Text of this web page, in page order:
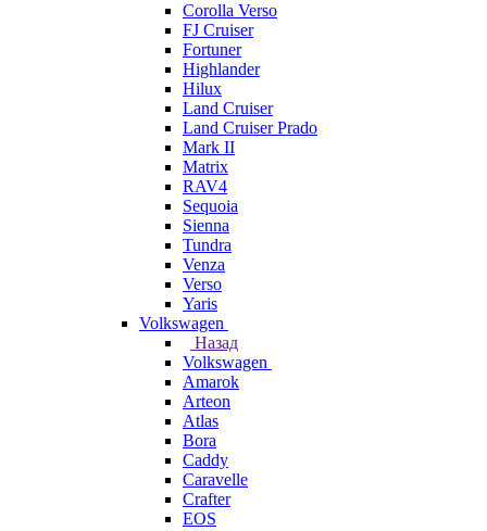
Corolla Verso
FJ Cruiser
Fortuner
Highlander
Hilux
Land Cruiser
Land Cruiser Prado
Mark II
Matrix
RAV4
Sequoia
Sienna
Tundra
Venza
Verso
Yaris
Volkswagen
Назад
Volkswagen
Amarok
Arteon
Atlas
Bora
Caddy
Caravelle
Crafter
EOS